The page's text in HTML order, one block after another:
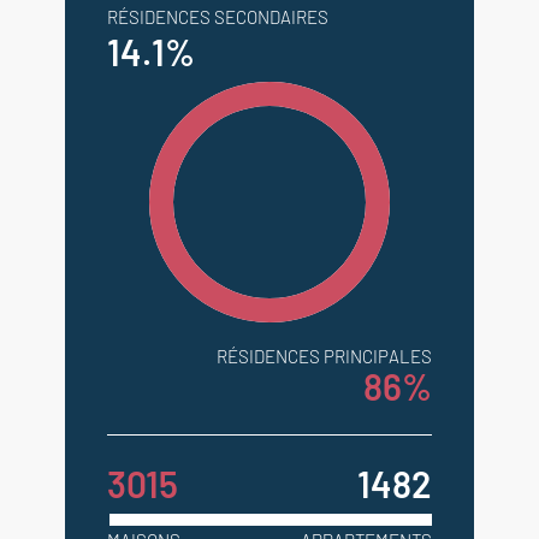
RÉSIDENCES SECONDAIRES
14.1%
RÉSIDENCES PRINCIPALES
86%
3015 1482